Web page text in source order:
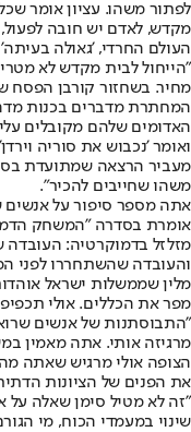
לפתור משהו. עציון אומר
מקדש, לאדם יש חובה
העולם החרדי, 'גאולה
"הייחול לבית מקדש לא
מחיר. בשחזור קורבן הפסח
המחתרת מדברים בכנות
האדומים שלהם מקובלים
ואומר 'נכבוש את סוריה
מעביר הרצאה שמתועדת
משהו שחייבים להכיר".
אתה מספר סיפור על אנשים
אומרת בסדרה "המשחק
מזלזל בדמוקרטיה: העובדה
והעובדה שהשתחררו לפני
מלין שממשלות ישראל
מפר את הכללים. אולי
"התבוסתנות של אנשים
מרגיזה אותי. אתה מאמין
הצופה אולי מרגיש שאתה
את הפנים של הציונות
"זה לא מטיל סימן שאלה על
שינוי במעמדי הכוח, מי